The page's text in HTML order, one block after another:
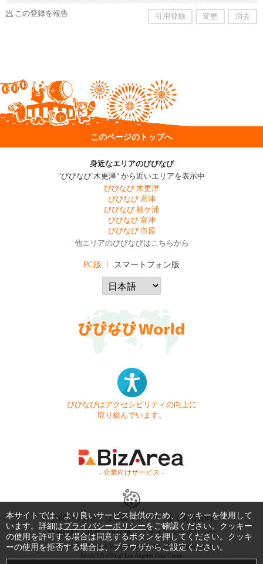
この登録を報告 引用登録 変更 消去
このページのトップへ
身近なエリアのびびなび
"びびなび 木更津" から近いエリアを表示中
びびなび 木更津
びびなび 君津
びびなび 袖ケ浦
びびなび 富津
びびなび 市原
他エリアのびびなびはこちらから
PC版 スマートフォン版
びびなびはアクセシビリティの向上に
取り組んでいます。
- 企業向けサービス -
お問い合わせ はじめてガイド
よくある質問
利用規約
商標・著作権 プライバシーポリシー
Copyright © 1999-2026 Vivid Navigation, Inc. All Rights Reserved.
Server US (75) @ Los Angeles Data Center
本サイトでは、より良いサービス提供のため、クッキーを使用して
います。詳細はプライバシーポリシーをご確認ください。クッキー
の使用を許可する場合は同意するボタンを押してください。クッキ
ーの使用を拒否する場合は、ブラウザからご設定ください。